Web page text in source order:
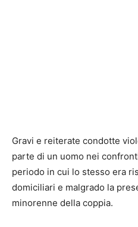
Gravi e reiterate condotte
parte di un uomo nei
periodo in cui lo stesso era
domiciliari e malgrado la
minorenne della coppia.